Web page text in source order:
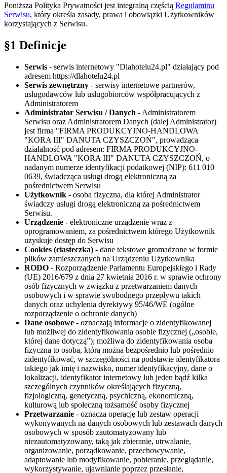
Poniższa Polityka Prywatności jest integralną częścią Regulaminu
Serwisu, który określa zasady, prawa i obowiązki Użytkowników
korzystających z Serwisu.
§1 Definicje
Serwis - serwis internetowy "Dlahotelu24.pl" działający pod
adresem https://dlahotelu24.pl
Serwis zewnętrzny - serwisy internetowe partnerów,
usługodawców lub usługobiorców współpracujących z
Administratorem
Administrator Serwisu / Danych - Administratorem
Serwisu oraz Administratorem Danych (dalej Administrator)
jest firma "FIRMA PRODUKCYJNO-HANDLOWA
"KORA III" DANUTA CZYSZCZOŃ", prowadząca
działalność pod adresem: FIRMA PRODUKCYJNO-
HANDLOWA "KORA III" DANUTA CZYSZCZOŃ, o
nadanym numerze identyfikacji podatkowej (NIP): 611 010
0639, świadcząca usługi drogą elektroniczną za
pośrednictwem Serwisu
Użytkownik - osoba fizyczna, dla której Administrator
świadczy usługi drogą elektroniczną za pośrednictwem
Serwisu.
Urządzenie - elektroniczne urządzenie wraz z
oprogramowaniem, za pośrednictwem którego Użytkownik
uzyskuje dostęp do Serwisu
Cookies (ciasteczka) - dane tekstowe gromadzone w formie
plików zamieszczanych na Urządzeniu Użytkownika
RODO - Rozporządzenie Parlamentu Europejskiego i Rady
(UE) 2016/679 z dnia 27 kwietnia 2016 r. w sprawie ochrony
osób fizycznych w związku z przetwarzaniem danych
osobowych i w sprawie swobodnego przepływu takich
danych oraz uchylenia dyrektywy 95/46/WE (ogólne
rozporządzenie o ochronie danych)
Dane osobowe - oznaczają informacje o zidentyfikowanej
lub możliwej do zidentyfikowania osobie fizycznej („osobie,
której dane dotyczą”); możliwa do zidentyfikowania osoba
fizyczna to osoba, którą można bezpośrednio lub pośrednio
zidentyfikować, w szczególności na podstawie identyfikatora
takiego jak imię i nazwisko, numer identyfikacyjny, dane o
lokalizacji, identyfikator internetowy lub jeden bądź kilka
szczególnych czynników określających fizyczną,
fizjologiczną, genetyczną, psychiczną, ekonomiczną,
kulturową lub społeczną tożsamość osoby fizycznej
Przetwarzanie - oznacza operację lub zestaw operacji
wykonywanych na danych osobowych lub zestawach danych
osobowych w sposób zautomatyzowany lub
niezautomatyzowany, taką jak zbieranie, utrwalanie,
organizowanie, porządkowanie, przechowywanie,
adaptowanie lub modyfikowanie, pobieranie, przeglądanie,
wykorzystywanie, ujawnianie poprzez przesłanie,